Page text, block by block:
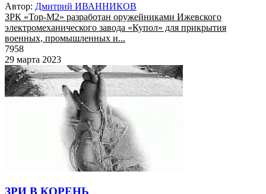
Автор: Дмитрий ИВАННИКОВ
ЗРК «Тор-М2» разработан оружейниками Ижевского
электромеханического завода «Купол» для прикрытия
военных, промышленных и...
7958
29 марта 2023
ЗРИ В КОРЕНЬ